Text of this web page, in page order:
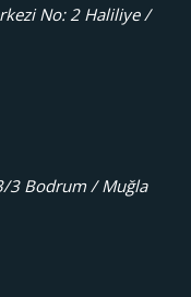
No: 2 Haliliye /
3 Bodrum / Muğla